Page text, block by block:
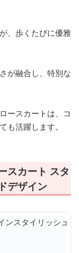
、歩くたびに優雅
が融合し、特別な
ースカートは、コ
も活躍します。
スカート スタ
デザイン